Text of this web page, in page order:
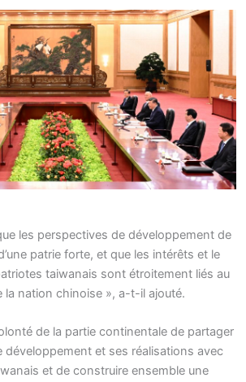
les perspectives de développement de
patrie forte, et que les intérêts et le
taiwanais sont étroitement liés au
la nation chinoise », a-t-il ajouté.
de la partie continentale de partager
et ses réalisations avec
et de construire ensemble une